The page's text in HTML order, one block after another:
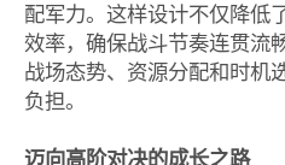
配军力。这样设计不仅降低
效率，确保战斗节奏连贯流
战场态势、资源分配和时机
负担。
迈向高阶对决的成长之路